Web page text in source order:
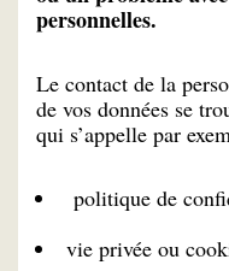
personnelles.
Le contact de la
de vos données se
qui s’appelle par
politique de
vie privée ou